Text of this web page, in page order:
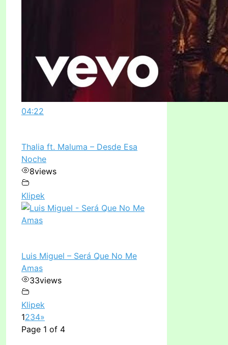
04:22
Thalia ft. Maluma – Desde Esa
Noche
8views
Klipek
Luis Miguel – Será Que No Me
Amas
33views
Klipek
1234»
Page 1 of 4